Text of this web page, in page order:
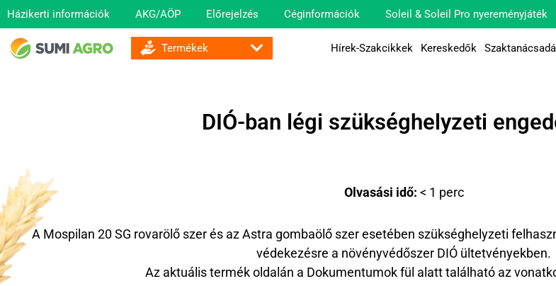
Házikerti információk AKG/AÖP Előrejelzés Céginformációk Soleil & Soleil Pro nyereményjáték
Hírek-Szakcikkek Kereskedők
DIÓ-ban légi szükséghelyzeti
Olvasási idő: < 1 perc
A Mospilan 20 SG rovarölő szer és azAstra gombaölő szer esetében szükséghelyzeti
védekezésre a növényvédőszer DIÓ ültetvényekben.
Az aktuális termék oldalán a Dokumentumok fül alatt található az